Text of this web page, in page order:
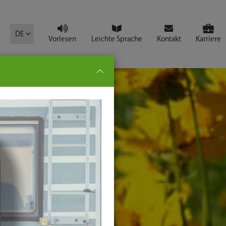
DE
Vorlesen Leichte Sprache Kontakt Karriere